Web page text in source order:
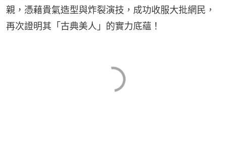
親，憑藉貴氣造型與炸裂演技，成功收服大批網民，
再次證明其「古典美人」的實力底蘊！